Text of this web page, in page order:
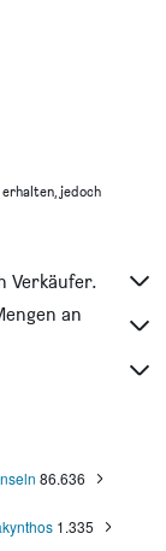
jedoch
Verkäufer.
an
86.636
1.335